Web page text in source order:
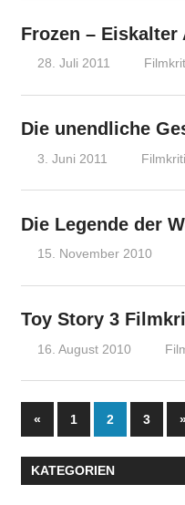
Frozen –
28. Juli 2011
Die unendliche
3. Juni 2011
Die Legende der
15. November 2010
Toy Story 3
16. August 2010
der
Beiträge
«Vorherige
Beiträge
1 2 3
KATEGORIEN